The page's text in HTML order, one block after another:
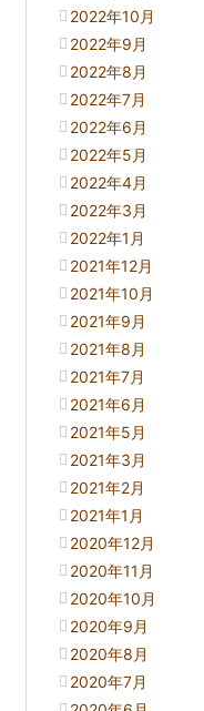
2022年10月
2022年9月
2022年8月
2022年7月
2022年6月
2022年5月
2022年4月
2022年3月
2022年1月
2021年12月
2021年10月
2021年9月
2021年8月
2021年7月
2021年6月
2021年5月
2021年3月
2021年2月
2021年1月
2020年12月
2020年11月
2020年10月
2020年9月
2020年8月
2020年7月